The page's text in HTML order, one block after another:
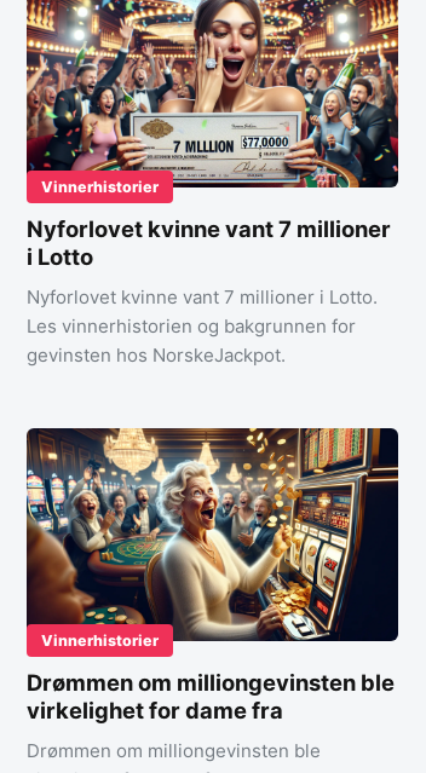
Vinnerhistorier
Nyforlovet kvinne vant 7 millioner
i Lotto
Nyforlovet kvinne vant 7 millioner i Lotto.
Les vinnerhistorien og bakgrunnen for
gevinsten hos NorskeJackpot.
Vinnerhistorier
Drømmen om milliongevinsten ble
virkelighet for dame fra
Drømmen om milliongevinsten ble